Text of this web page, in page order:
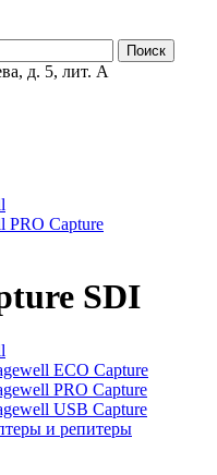
Поиск
д. 5, лит. А
PRO Capture
SDI
ECO Capture
PRO Capture
USB Capture
и репитеры